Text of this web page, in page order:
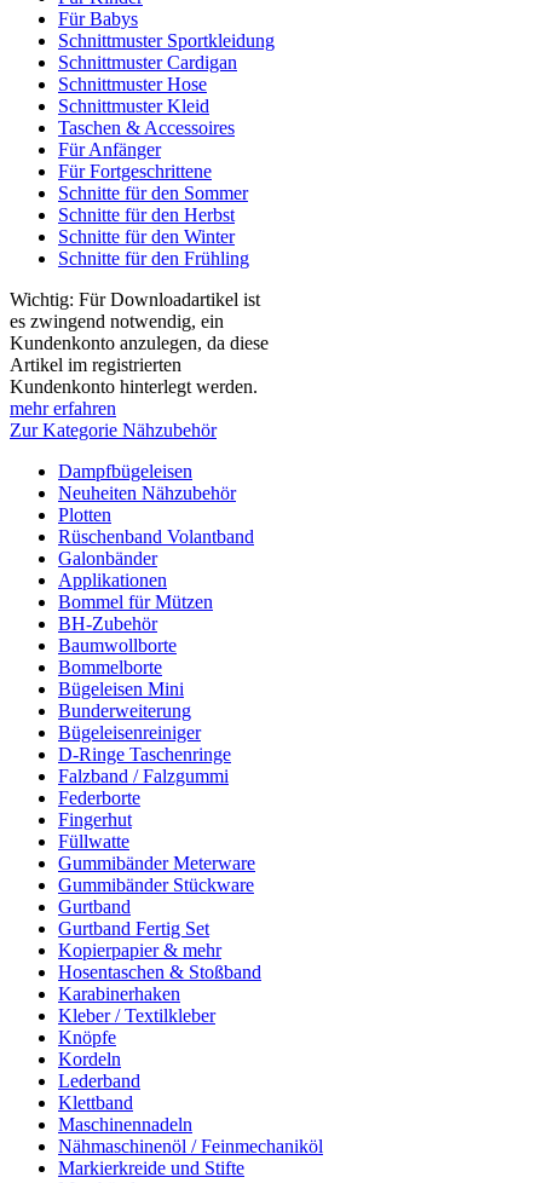
Für Babys
Schnittmuster Sportkleidung
Schnittmuster Cardigan
Schnittmuster Hose
Schnittmuster Kleid
Taschen & Accessoires
Für Anfänger
Für Fortgeschrittene
Schnitte für den Sommer
Schnitte für den Herbst
Schnitte für den Winter
Schnitte für den Frühling
Wichtig: Für Downloadartikel ist
es zwingend notwendig, ein
Kundenkonto anzulegen, da diese
Artikel im registrierten
Kundenkonto hinterlegt werden.
mehr erfahren
Zur Kategorie Nähzubehör
Dampfbügeleisen
Neuheiten Nähzubehör
Plotten
Rüschenband Volantband
Galonbänder
Applikationen
Bommel für Mützen
BH-Zubehör
Baumwollborte
Bommelborte
Bügeleisen Mini
Bunderweiterung
Bügeleisenreiniger
D-Ringe Taschenringe
Falzband / Falzgummi
Federborte
Fingerhut
Füllwatte
Gummibänder Meterware
Gummibänder Stückware
Gurtband
Gurtband Fertig Set
Kopierpapier & mehr
Hosentaschen & Stoßband
Karabinerhaken
Kleber / Textilkleber
Knöpfe
Kordeln
Lederband
Klettband
Maschinennadeln
Nähmaschinenöl / Feinmechaniköl
Markierkreide und Stifte